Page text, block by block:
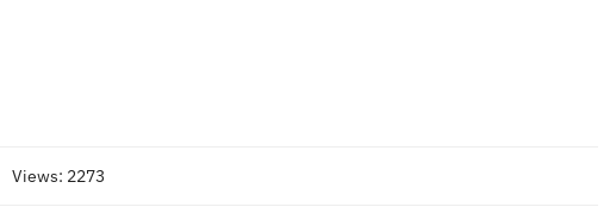
Views: 2273